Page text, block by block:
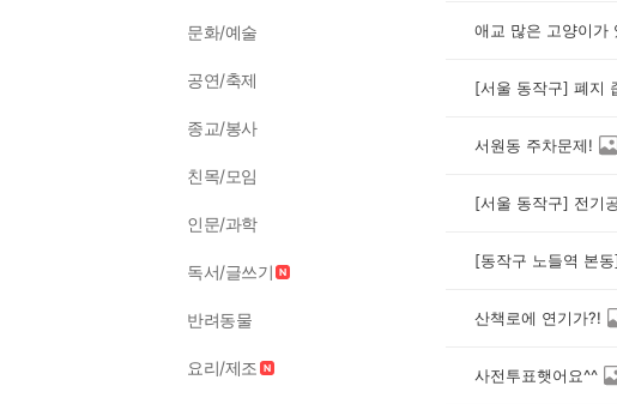
문화/예술
공연/축제
종교/봉사
친목/모임
인문/과학
독서/글쓰기
반려동물
요리/제조
애교 많은 고양이가
서원동 주차문제!
산책로에 연기가?!
사전투표햇어요^^